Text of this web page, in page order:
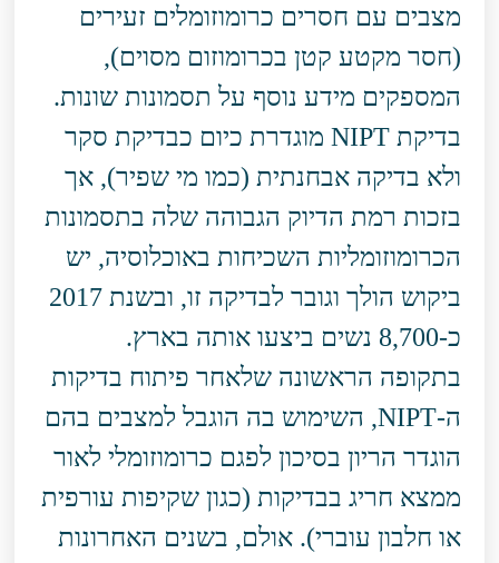
מצבים עם חסרים כרומוזומלים זעירים
(חסר מקטע קטן בכרומוזום מסוים),
המספקים מידע נוסף על תסמונות שונות.
בדיקת NIPT מוגדרת כיום כבדיקת סקר
ולא בדיקה אבחנתית (כמו מי שפיר), אך
בזכות רמת הדיוק הגבוהה שלה בתסמונות
הכרומוזומליות השכיחות באוכלוסיה, יש
ביקוש הולך וגובר לבדיקה זו, ובשנת 2017
כ-8,700 נשים ביצעו אותה בארץ.
בתקופה הראשונה שלאחר פיתוח בדיקות
ה-NIPT, השימוש בה הוגבל למצבים בהם
הוגדר הריון בסיכון לפגם כרומוזומלי לאור
ממצא חריג בבדיקות (כגון שקיפות עורפית
או חלבון עוברי). אולם, בשנים האחרונות